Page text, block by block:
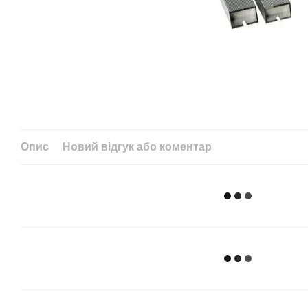
Опис Новий відгук або коментар